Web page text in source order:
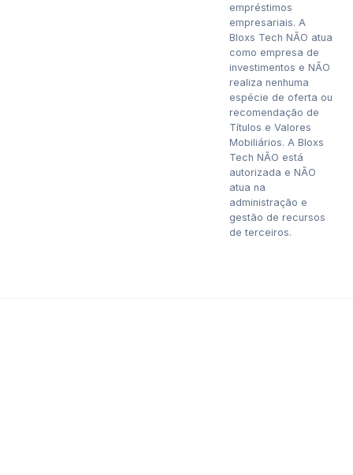
empréstimos
empresariais. A
Bloxs Tech NÃO atua
como empresa de
investimentos e NÃO
realiza nenhuma
espécie de oferta ou
recomendação de
Títulos e Valores
Mobiliários. A Bloxs
Tech NÃO está
autorizada e NÃO
atua na
administração e
gestão de recursos
de terceiros.